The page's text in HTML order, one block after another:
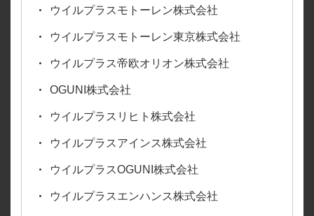
コーポレート・ガバナンス
IRカレンダー
株主還元
免責事項
IR資料
サステナビリティ
ウイルプラスチェッカーモータース株式会社
ウイルプラスモトーレン株式会社
ウイルプラスモトーレン東京株式会社
ウイルプラス帝欧オリオン株式会社
OGUNI株式会社
ウイルプラスアインス株式会社
お問い合わせ
当社株主、投資家の方、開示資料
ウイルプラスモトーレン株式会社
ウイルプラスモトーレン東京株式会社
ウイルプラス帝欧オリオン株式会社
OGUNI株式会社
ウイルプラスリヒト株式会社
ウイルプラスアインス株式会社
ウイルプラスOGUNI株式会社
ウイルプラスエンハンス株式会社